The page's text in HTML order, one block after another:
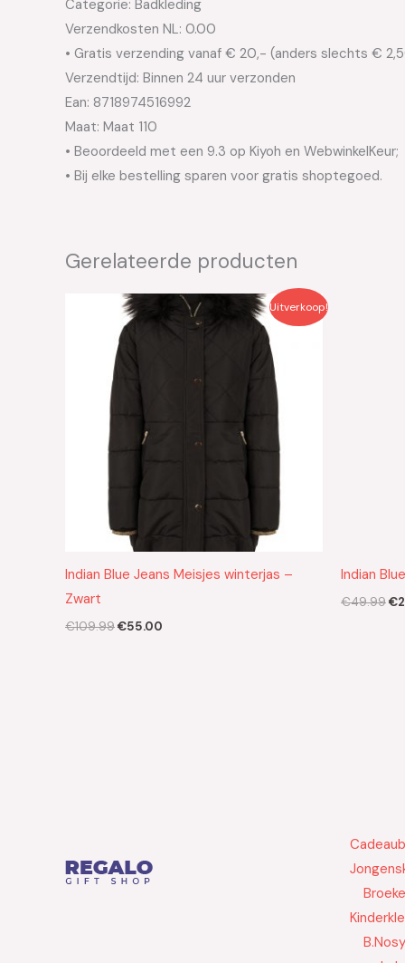
Categorie: Badkleding
Verzendkosten NL: 0.00
• Gratis verzending vanaf € 20,- (anders slechts €
Verzendtijd: Binnen 24 uur verzonden
Ean: 8718974516992
Maat: Maat 110
• Beoordeeld met een 9.3 op Kiyoh en WebwinkelKeur;
• Bij elke bestelling sparen voor gratis shoptegoed.
Gerelateerde producten
Uitverkoop!
Indian Blue Jeans Meisjes winterjas –
Zwart
€109.99
Oorspronkelijke
prijs
was:
€109.99.
€55.00
Huidige
prijs
Indian
€49.99€
B.Nosy